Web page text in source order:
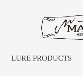
LURE PRODUCTS